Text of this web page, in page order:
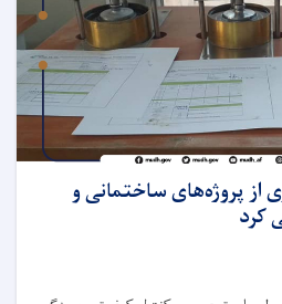
از پروژه‌های ساختمانی و
کرد